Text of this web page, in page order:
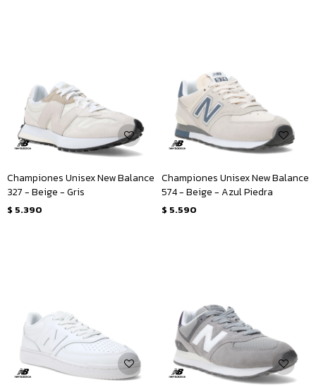
Championes Unisex New Balance
327 - Beige - Gris
$ 5.390
Championes Unisex New Balance
574 - Beige - Azul Piedra
$ 5.590